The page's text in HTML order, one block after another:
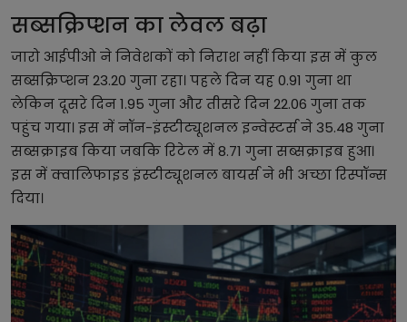
सब्सक्रिप्शन का लेवल बढ़ा
जारो आईपीओ ने निवेशकों को निराश नहीं किया इस में कुल
सब्सक्रिप्शन 23.20 गुना रहा। पहले दिन यह 0.91 गुना था
लेकिन दूसरे दिन 1.95 गुना और तीसरे दिन 22.06 गुना तक
पहुंच गया। इस में नॉन-इंस्टीट्यूशनल इन्वेस्टर्स ने 35.48 गुना
सब्सक्राइब किया जबकि रिटेल में 8.71 गुना सब्सक्राइब हुआ।
इस में क्वालिफाइड इंस्टीट्यूशनल बायर्स ने भी अच्छा रिस्पॉन्स
दिया।